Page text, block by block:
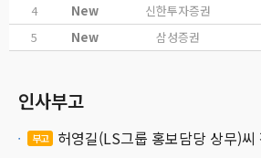
4
New 신한투자증권
5
New 삼성증권
인사부고
부고 허영길(LS그룹 홍보담당 상무)씨